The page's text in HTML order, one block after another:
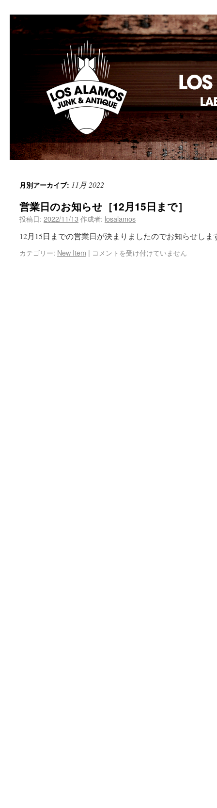
月別アーカイブ: 11月 2022
営業日のお知らせ［12月15日まで］
投稿日: 2022/11/13 作成者: losalamos
12月15日までの営業日が決まりましたのでお知らせし
カテゴリー: New Item | コメントを受け付けていません